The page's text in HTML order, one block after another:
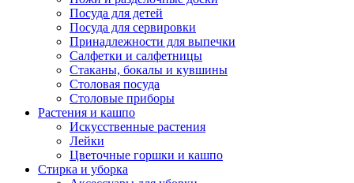
Посуда для детей
Посуда для сервировки
Принадлежности для выпечки
Салфетки и салфетницы
Стаканы, бокалы и кувшины
Столовая посуда
Столовые приборы
Растения и кашпо
Искусственные растения
Лейки
Цветочные горшки и кашпо
Стирка и уборка